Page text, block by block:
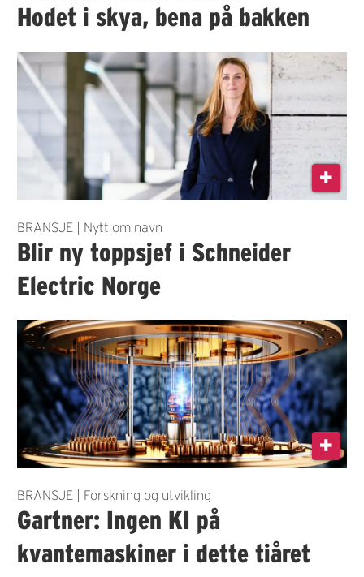
Hodet i skya, bena på bakken
BRANSJE | Nytt om navn
Blir ny toppsjef i Schneider
Electric Norge
BRANSJE | Forskning og utvikling
Gartner: Ingen KI på
kvantemaskiner i dette tiåret